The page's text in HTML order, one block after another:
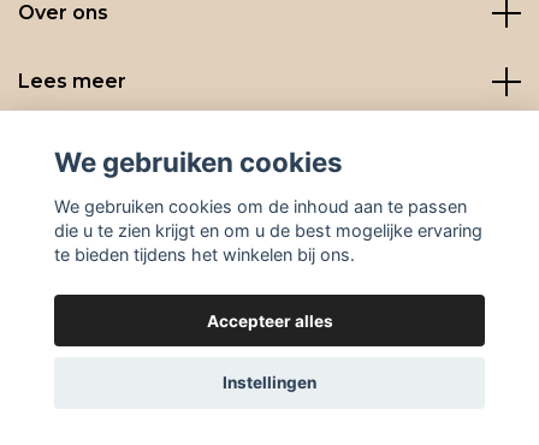
Over ons
Lees meer
Social media
© 2026 BeanBuddies
We gebruiken cookies
We gebruiken cookies om de inhoud aan te passen
die u te zien krijgt en om u de best mogelijke ervaring
te bieden tijdens het winkelen bij ons.
Accepteer alles
Instellingen